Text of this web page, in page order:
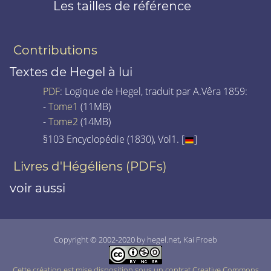
Les tailles de référence
Contributions
Textes de Hegel à lui
PDF: Logique de Hegel, traduit par A.Vêra 1859:
-Tome1 (11MB)
-Tome2 (14MB)
§103 Encyclopédie (1830), Vol1. [
]
Livres d'Hégéliens (PDFs)
voir aussi
Copyright © 2002-2020 by hegel.net, Kai Froeb